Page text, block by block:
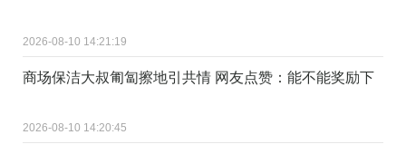
2026-08-10 14:21:19
商场保洁大叔匍匐擦地引共情 网友点赞：能不能奖励下
2026-08-10 14:20:45